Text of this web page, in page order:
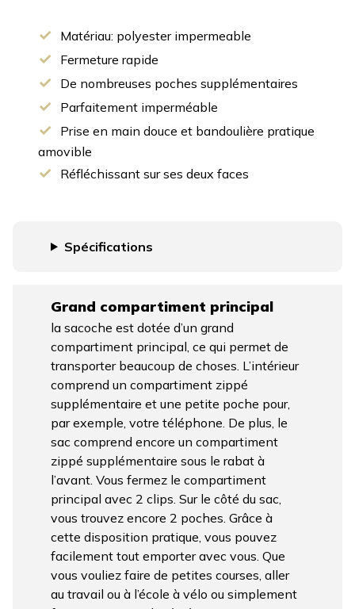
Matériau: polyester impermeable
Fermeture rapide
De nombreuses poches supplémentaires
Parfaitement imperméable
Prise en main douce et bandoulière pratique
amovible
Réfléchissant sur ses deux faces
Spécifications
Grand compartiment principal
la sacoche est dotée d’un grand
compartiment principal, ce qui permet de
transporter beaucoup de choses. L’intérieur
comprend un compartiment zippé
supplémentaire et une petite poche pour,
par exemple, votre téléphone. De plus, le
sac comprend encore un compartiment
zippé supplémentaire sous le rabat à
l’avant. Vous fermez le compartiment
principal avec 2 clips. Sur le côté du sac,
vous trouvez encore 2 poches. Grâce à
cette disposition pratique, vous pouvez
facilement tout emporter avec vous. Que
vous vouliez faire de petites courses, aller
au travail ou à l’école à vélo ou simplement